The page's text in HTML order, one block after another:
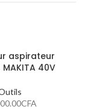
aspirateur
MAKITA 40V
CFA